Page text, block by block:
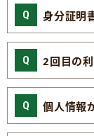
身分証明
2回目の
個人情報